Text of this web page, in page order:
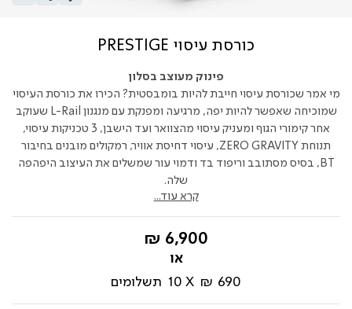
כורסת עיסוי PRESTIGE
פינוק מעוצב בסלון
מי אמר שכורסת עיסוי חייבת להיות בומבסטית? הכירו את כורסת העיסוי
שמוכיחה שאפשר להיות יפה, מרגיעה ומפנקת עם מנגנון L-Rail שעוקב
אחר קימורי הגוף ומעניק עיסוי מהצוואר ועד הישבן, 3 טכניקות עיסוי,
תנוחת ZERO GRAVITY, עיסוי דחיסת אוויר, רמקולים מובנים בחיבור
BT, בסיס מסתובב וריפוד בד ודמוי עור שמשלים את העיצוב היפהפה
שלה.
קרא עוד...
החל
6,900 ₪
690 ₪
10 תשלומים